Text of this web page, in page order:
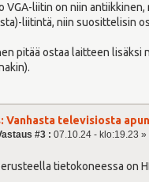
VGA-liitin on niin
liitintä, niin suosittelisin
pitää ostaa laitteen lisäksi
Vanhasta televisiosta
#3 : 07.10.24 - klo:19.23 »
tietokoneessa on